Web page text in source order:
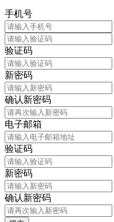
手机号
验证码
新密码
确认新密码
电子邮箱
验证码
新密码
确认新密码